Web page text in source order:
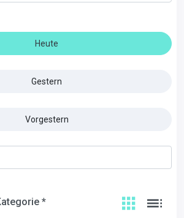
Heute
Gestern
Vorgestern
*